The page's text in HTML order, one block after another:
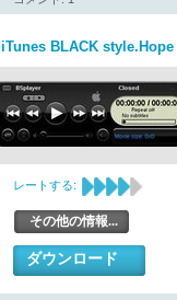
iTunes BLACK
レートする:
その他の情報...
ダウンロード